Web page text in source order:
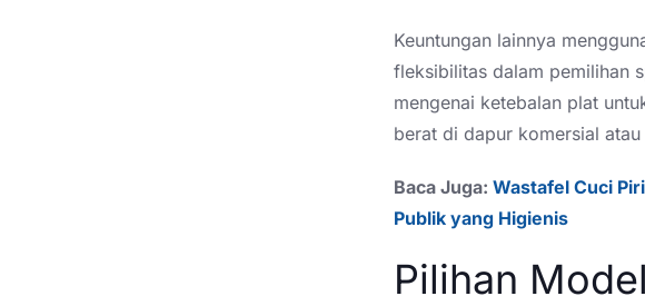
Keuntungan lainnya
fleksibilitas dalam pemilihan
mengenai ketebalan plat
berat di dapur komersial
Baca Juga: Wastafel Cuci
Publik yang Higienis
Pilihan